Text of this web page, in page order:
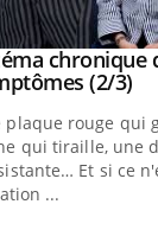
chronique
(2/3)
plaque rouge qui
qui tiraille, une
Et si ce
...